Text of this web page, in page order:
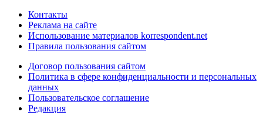
Контакты
Реклама на сайте
Использование материалов korrespondent.net
Правила пользования сайтом
Договор пользования сайтом
Политика в сфере конфиденциальности и персональных
данных
Пользовательское соглашение
Редакция